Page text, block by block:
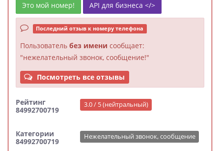
Это мой номер! API для бизнеса </>
Последний отзыв к номеру телефона
Пользователь без имени сообщает:
"нежелательный звонок, сообщение!"
Посмотреть все отзывы
Рейтинг
84992700719
3.0 / 5 (нейтральный)
Категории
84992700719
Нежелательный звонок, сообщение